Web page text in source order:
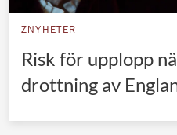
Japanska
ZNYHETER
Risk för upplopp
drottning av